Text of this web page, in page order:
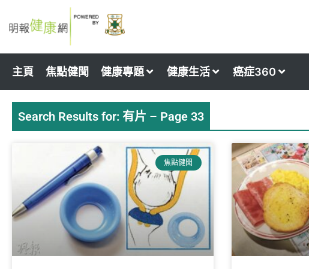
to
主頁 焦點健聞 健康專題 健康生活 癌症360
Search Results for: 有片 – Page 33
焦點健聞
Page PagePagePage